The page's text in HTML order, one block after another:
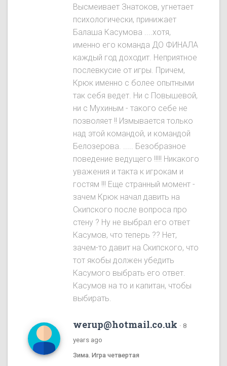
Высмеивает Знатокoв, угнетает
психологически, принижает
Балаша Касумова ....хотя,
именно его команда ДО ФИНАЛА
каждый год доходит. Неприятное
послевкусие от игры. Причем,
Крюк именно с более опытными
так себя ведет. Ни с Повышевой,
ни с Мухиным - такого себе не
позволяет !! Измывается только
над этой командой, и командой
Белозерова. ..... Безобразное
поведение ведущего !!!!! Никакого
уважения и такта к игрокам и
гостям !!! Еще странный момент -
зачем Крюк начал давить на
Скипского после вопроса про
стену ? Ну не выбрал его ответ
Касумов, что теперь ?? Нет,
зачем-то давит на Скипского, что
тот якобы должен убедить
Касумого выбрать его ответ.
Касумов на то и капитан, чтобы
выбирать.
werup@hotmail.co.uk · 8
years ago
Зима. Игра четвертая